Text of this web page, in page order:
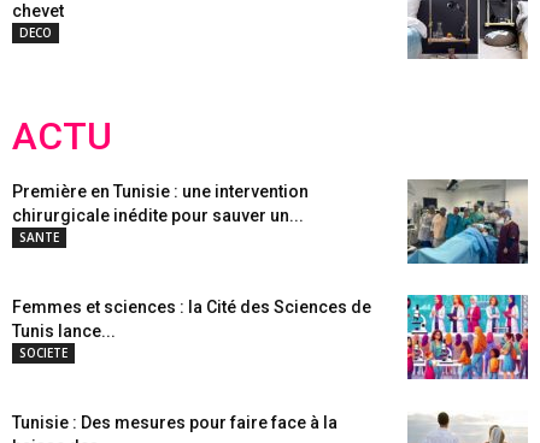
chevet
DECO
ACTU
Première en Tunisie : une intervention
chirurgicale inédite pour sauver un...
SANTE
Femmes et sciences : la Cité des Sciences de
Tunis lance...
SOCIETE
Tunisie : Des mesures pour faire face à la